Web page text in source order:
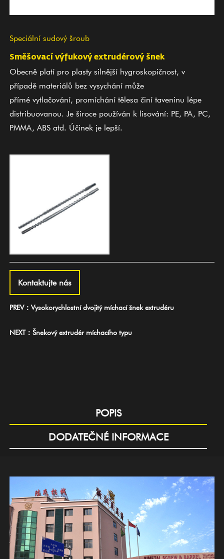
Speciální sudový šroub
Směšovací výfukový extrudérový šnek
Obecně platí pro plasty silnější hygroskopičnost, v
případě materiálů bez vysychání může
přímé vytlačování, promíchání tělesa činí taveninu lépe
distribuovanou. Je široce používán k lisování: PE, PA, PC,
PMMA, ABS atd. Účinek je lepší.
Kontaktujte nás
PREV：Vysokorychlostní dvojitý míchací šnek extrudéru
NEXT：Šnekový extrudér míchacího typu
POPIS
DODATEČNÉ INFORMACE